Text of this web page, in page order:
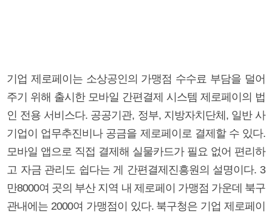
기업 제로페이는 소상공인의 가맹점 수수료 부담을 덜어
주기 위해 출시한 모바일 간편결제 시스템 제로페이의 법
인 전용 서비스다. 공공기관, 정부, 지방자치단체, 일반 사
기업이 업무추진비나 공금을 제로페이로 결제할 수 있다.
모바일 앱으로 직접 결제해 실물카드가 필요 없어 편리하
고 자금 관리도 쉽다는 게 간편결제진흥원의 설명이다. 3
만8000여 곳의 부산 지역 내 제로페이 가맹점 가운데 북구
관내에는 2000여 가맹점이 있다. 북구청은 기업 제로페이